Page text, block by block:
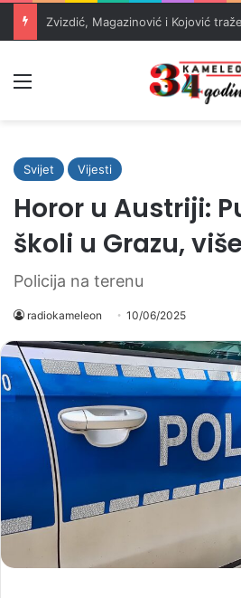
Svijet Vijesti
Horor u Austriji:
školi u Grazu,
Policija na terenu
radiokameleon 10/06/2025